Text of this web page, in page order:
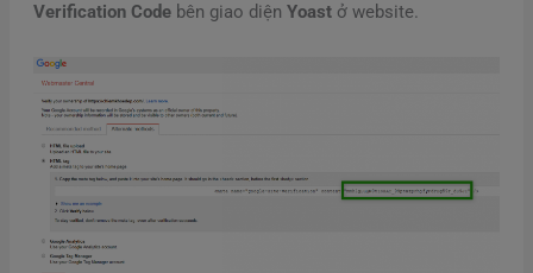
Verification Codebên giao diện Yoastở website.